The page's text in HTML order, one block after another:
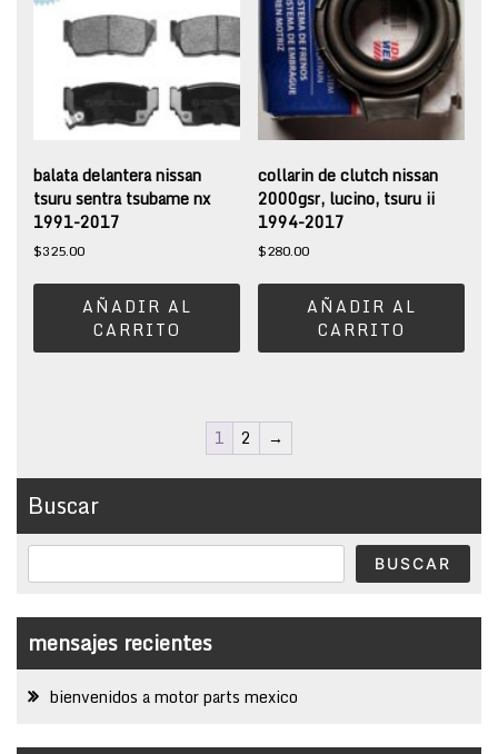
balata delantera nissan
tsuru sentra tsubame nx
1991-2017
$325.00
AÑADIR AL
CARRITO
collarin de clutch nissan
2000gsr, lucino, tsuru ii
1994-2017
$280.00
AÑADIR AL
CARRITO
1 2 →
Buscar
BUSCAR
mensajes recientes
bienvenidos a motor parts mexico